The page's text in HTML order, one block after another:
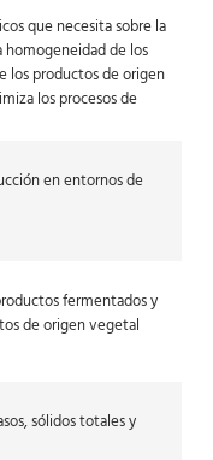
que necesita sobre la
homogeneidad de los
los productos de origen
los procesos de
en entornos de
fermentados y
de origen vegetal
sólidos totales y